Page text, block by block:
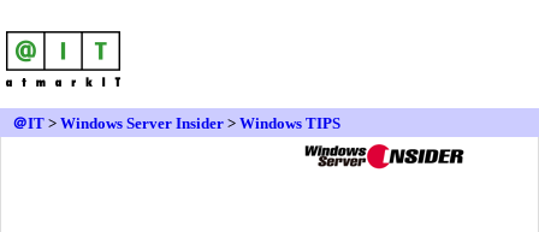
＠IT > Windows Server Insider > Windows TIPS